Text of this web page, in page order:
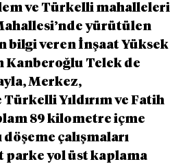
ve Türkelli mahalleleri
yürütülen
bilgi veren İnşaat Yüksek
Kanberoğlu Telek de
Merkez,
Yıldırım ve Fatih
89 kilometre içme
çalışmaları
parke yol üst kaplama